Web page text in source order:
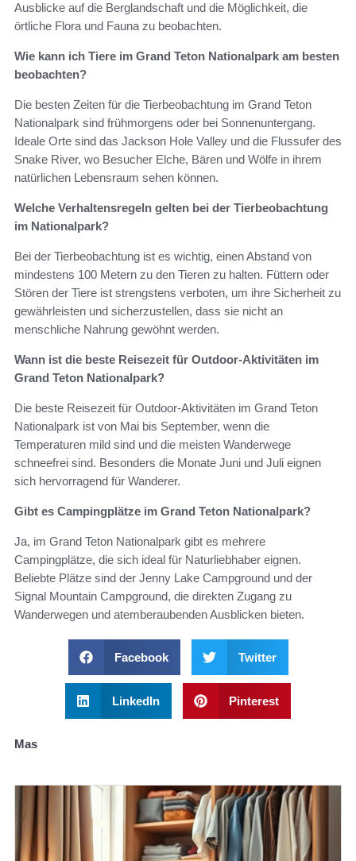
Ausblicke auf die Berglandschaft und die Möglichkeit, die
örtliche Flora und Fauna zu beobachten.
Wie kann ich Tiere im Grand Teton Nationalpark am besten
beobachten?
Die besten Zeiten für die Tierbeobachtung im Grand Teton
Nationalpark sind frühmorgens oder bei Sonnenuntergang.
Ideale Orte sind das Jackson Hole Valley und die Flussufer des
Snake River, wo Besucher Elche, Bären und Wölfe in ihrem
natürlichen Lebensraum sehen können.
Welche Verhaltensregeln gelten bei der Tierbeobachtung
im Nationalpark?
Bei der Tierbeobachtung ist es wichtig, einen Abstand von
mindestens 100 Metern zu den Tieren zu halten. Füttern oder
Stören der Tiere ist strengstens verboten, um ihre Sicherheit zu
gewährleisten und sicherzustellen, dass sie nicht an
menschliche Nahrung gewöhnt werden.
Wann ist die beste Reisezeit für Outdoor-Aktivitäten im
Grand Teton Nationalpark?
Die beste Reisezeit für Outdoor-Aktivitäten im Grand Teton
Nationalpark ist von Mai bis September, wenn die
Temperaturen mild sind und die meisten Wanderwege
schneefrei sind. Besonders die Monate Juni und Juli eignen
sich hervorragend für Wanderer.
Gibt es Campingplätze im Grand Teton Nationalpark?
Ja, im Grand Teton Nationalpark gibt es mehrere
Campingplätze, die sich ideal für Naturliebhaber eignen.
Beliebte Plätze sind der Jenny Lake Campground und der
Signal Mountain Campground, die direkten Zugang zu
Wanderwegen und atemberaubenden Ausblicken bieten.
Facebook Twitter
LinkedIn Pinterest
Mas